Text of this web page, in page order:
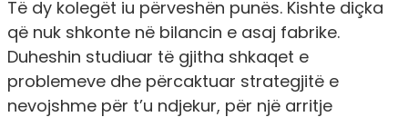
Të dy kolegët iu përveshën punës. Kishte diçka
që nuk shkonte në bilancin e asaj fabrike.
Duheshin studiuar të gjitha shkaqet e
problemeve dhe përcaktuar strategjitë e
nevojshme për t’u ndjekur, për një arritje